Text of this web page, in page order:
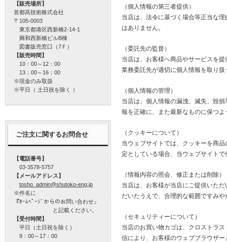
（個人情報の第三者提供）
当店は、法令に基づく場合等正当な
はありません。
（委託先の監督）
当店は、お客様へ商品やサービスを
業務委託先が適切に個人情報を取り
（個人情報の管理）
当店は、個人情報の漏洩、滅失、毀
報を正確に、また最新なものに保つ
（クッキーについて）
当ウェブサイトでは、クッキーを商
定としている場合、当ウェブサイト
（情報内容の照会、修正または削除）
当店は、お客様が当店にご提供いた
だいたうえで、合理的な範囲ですみ
（セキュリティーについて）
当店のお買い物カゴは、クロストラ
信により、お客様のウェブブラウザ
【販売場所】
首都高技術株式会社
〒105-0003
東京都港区西新橋2-14-1
興和西新橋ビルB棟
図書販売窓口（7Ｆ）
【販売時間】
10：00～12：00
13：00～16：00
※現金のみ取扱
※平日（ 土日祝を除く ）
ご注文に関するお問合せ
【電話番号】
03-3578-5757
【メールアドレス】
tosho_admin@shutoko-eng.jp
※件名に
『ﾎｰﾑﾍﾟｰｼﾞからのお問い合わせ』
と記載ください。
【受付時間】
平日（土日祝を除く）
9：00～17：00